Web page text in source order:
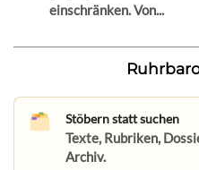
einschränken. Von...
Stöbern statt suchen
Texte, Rubriken,
Archiv.